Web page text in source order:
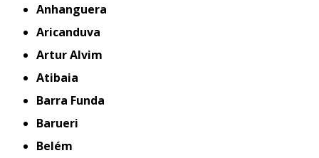
Anhanguera
Aricanduva
Artur Alvim
Atibaia
Barra Funda
Barueri
Belém